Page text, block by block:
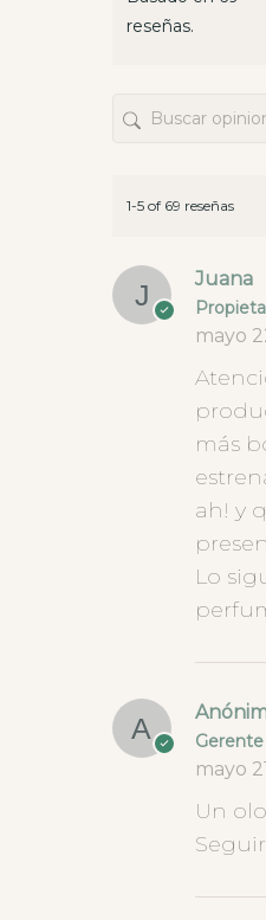
reseñas.
1-5 of 69 reseñas
Juana
mayo
más
ah! y
Lo
mayo
Un